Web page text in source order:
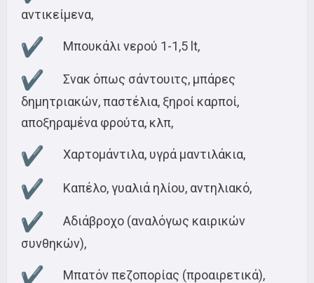
αντικείμενα,
Μπουκάλι νερού 1-1,5 lt,
Σνακ όπως σάντουιτς, μπάρες
δημητριακών, παστέλια, ξηροί καρποί,
αποξηραμένα φρούτα, κλπ,
Χαρτομάντιλα, υγρά μαντιλάκια,
Καπέλο, γυαλιά ηλίου, αντηλιακό,
Αδιάβροχο (αναλόγως καιρικών
συνθηκών),
Μπατόν πεζοπορίας (προαιρετικά),